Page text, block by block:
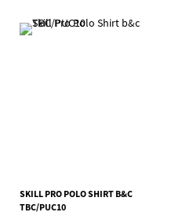
SKILL PRO POLO SHIRT B&C
TBC/PUC10